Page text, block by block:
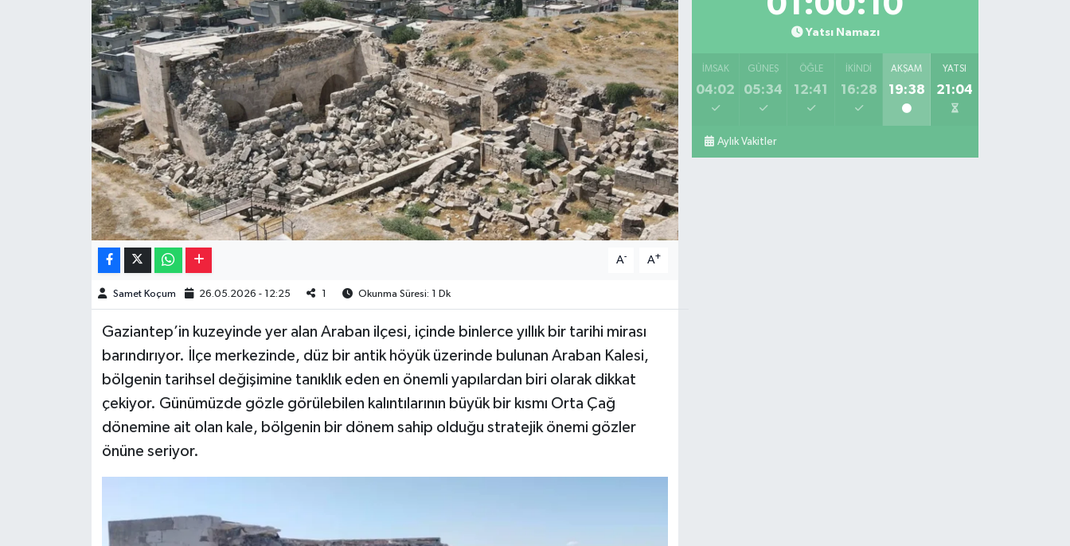
A- A+
Samet Koçum 26.05.2026 - 12:25 Okunma Süresi: 1 Dk
Gaziantep’in kuzeyinde yer alan Araban ilçesi, içinde binlerce yıllık bir tarihi mirası
barındırıyor. İlçe merkezinde, düz bir antik höyük üzerinde bulunan Araban Kalesi,
bölgenin tarihsel değişimine tanıklık eden en önemli yapılardan biri olarak dikkat
çekiyor. Günümüzde gözle görülebilen kalıntılarının büyük bir kısmı Orta Çağ
dönemine ait olan kale, bölgenin bir dönem sahip olduğu stratejik önemi gözler
önüne seriyor.
Yatsı Namazı
İMSAK
04:02
GÜNEŞ
05:34
ÖĞLE
12:41
İKINDI
16:28
AKŞAM
19:38
YATSI
21:04
Aylık Vakitler
Resmi İlanlar
Sinemalar
Siyaset
Teknoloji
Yeme-İçme